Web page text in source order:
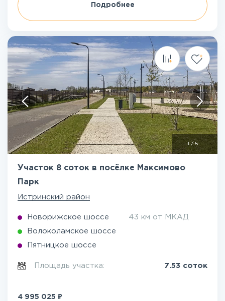
Подробнее
1 /5
Участок 8 соток в посёлке Максимово
Парк
Истринский район
Новорижское шоссе 43 км от МКАД
Волоколамское шоссе
Пятницкое шоссе
Площадь участка: 7.53 соток
4 995 025 ₽